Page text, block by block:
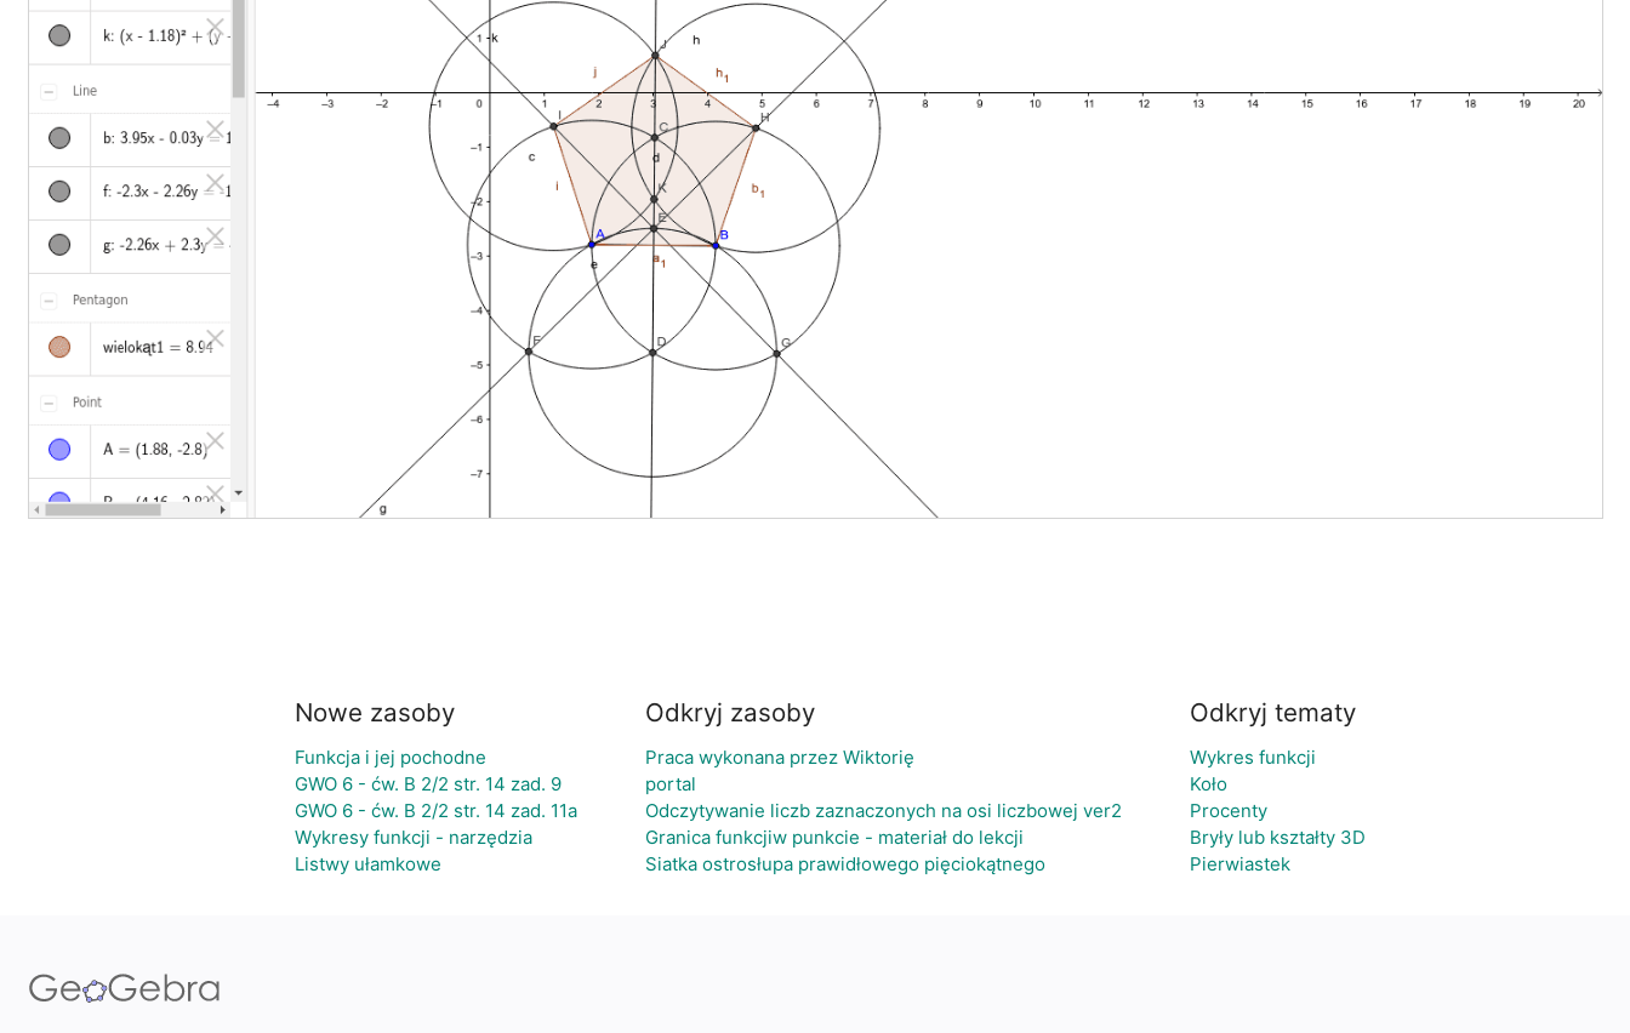
Nowe zasoby
Funkcja i jej pochodne
GWO 6 - ćw. B 2/2 str. 14 zad. 9
GWO 6 - ćw. B 2/2 str. 14 zad. 11a
Wykresy funkcji - narzędzia
Listwy ułamkowe
Odkryj zasoby
Praca wykonana przez Wiktorię
portal
Odczytywanie liczb zaznaczonych na osi liczbowej ver2
Granica funkcjiw punkcie - materiał do lekcji
Siatka ostrosłupa prawidłowego pięciokątnego
Odkryj tematy
Wykres funkcji
Koło
Procenty
Bryły lub kształty 3D
Pierwiastek